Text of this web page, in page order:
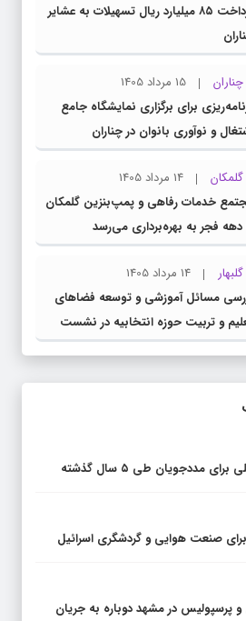
پرداخت ۸۵ میلیارد ریال تسهیلات به عشایر
چناران
15 مرداد 1405
برای برگزاری نمایشگاه جامع
و نوآوری بانوان در چناران
گلمکان
14 مرداد 1405
خدمات رفاهی و پمپ‌بنزین گلمکان
دهه فجر به بهره‌برداری می‌رسد
گلبهار
14 مرداد 1405
مسائل آموزشی و توسعه فضاهای
و تربیت حوزه انتخابیه در نشست
عضو کمیسیون آموزش مجلس با
صنعت هوایی و گردشگری اسرائیل
و پرسپولیس در مشهد دوباره به جریان